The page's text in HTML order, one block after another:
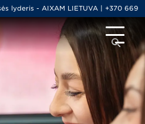
lyderis - AIXAM LIETUVA | +370 669